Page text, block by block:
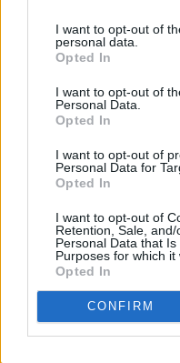
I want to opt-out of
personal data.
Opted In
I want to opt-out of
Personal Data.
Opted In
I want to opt-out of
Personal Data for
Opted In
I want to opt-out of
Retention, Sale,
Personal Data that
Purposes for which it
Opted In
CONFIRM
10.09.2021
Annonse: Slikkepott.no
Hei dere!
Endelig helg, og den
giveaway som vil gjøre
Nettbutikken
premie til en av Det
det populære
Konkurransen
HER
hvor du må delta
2021 kl 20.00for å